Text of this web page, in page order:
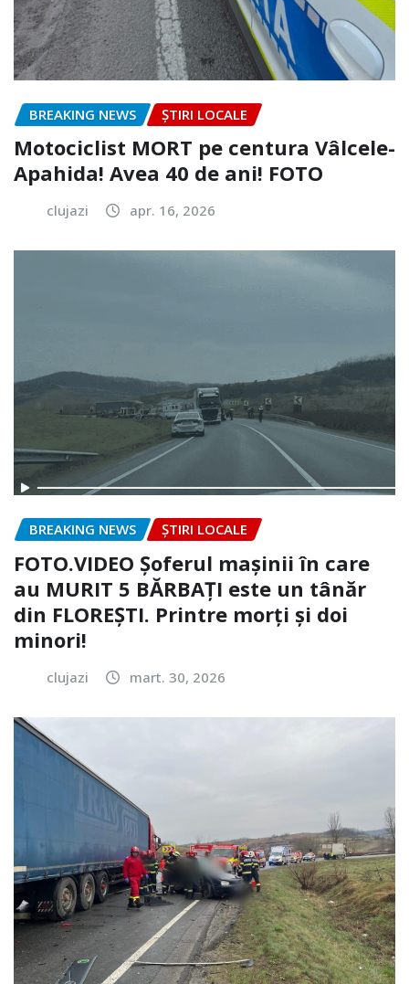
BREAKING NEWS ȘTIRI LOCALE
Motociclist MORT pe centura Vâlcele-
Apahida! Avea 40 de ani! FOTO
clujazi apr. 16, 2026
BREAKING NEWS ȘTIRI LOCALE
FOTO.VIDEO Șoferul mașinii în care
au MURIT 5 BĂRBAȚI este un tânăr
din FLOREȘTI. Printre morți și doi
minori!
clujazi mart. 30, 2026